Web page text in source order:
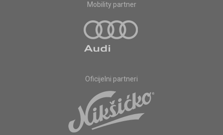
Mobility partner
Oficijelni partneri